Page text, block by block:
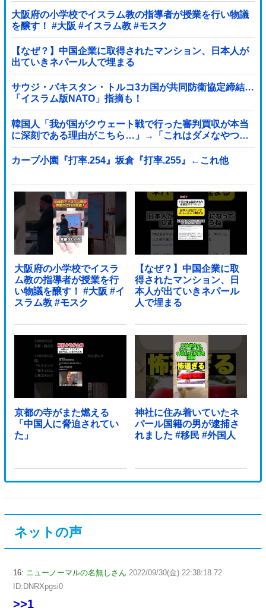
大阪府の小学校でイスラム教の指導者が授業を行い物議
を醸す！ #大阪 #イスラム教 #モスク
【なぜ？】中国企業に取得されたマンション、日本人が
出ていきネパール人で埋まる
サウジ・パキスタン・トルコ3カ国が共同防衛協定締結…
「イスラム版NATO」指摘も！
韓国人「我が国がクウェート戦で行った審判買収が本当
に深刻である理由がこちら…」→「これはダメなやつ…
（ブルブル」＝韓国の反応
カープ小園『打率.254』坂倉『打率.255』←これ他
大阪府の小学校でイスラ
ム教の指導者が授業を行
い物議を醸す！ #大阪 #イ
スラム教 #モスク
【なぜ？】中国企業に取
得されたマンション、日
本人が出ていきネパール
人で埋まる
京都の寺がまた燃える
「中国人に脅迫されてい
た」
神社に住み着いていたネ
パール国籍の男が逮捕さ
れました #移民 #外国人
ネットの声
16: ニューノーマルの名無しさん 2022/09/30(金) 22:38:18.72
ID:DNRXpgsi0
>>1